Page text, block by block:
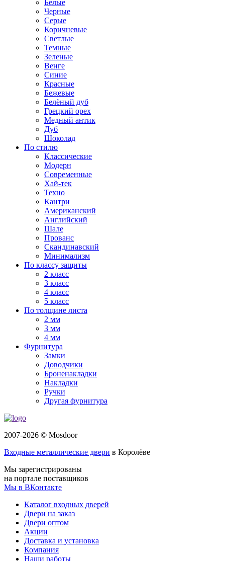
Белые
Черные
Серые
Коричневые
Светлые
Темные
Зеленые
Венге
Синие
Красные
Бежевые
Белёный дуб
Грецкий орех
Медный антик
Дуб
Шоколад
По стилю
Классические
Модерн
Современные
Хай-тек
Техно
Кантри
Американский
Английский
Шале
Прованс
Скандинавский
Минимализм
По классу защиты
2 класс
3 класс
4 класс
5 класс
По толщине листа
2 мм
3 мм
4 мм
Фурнитура
Замки
Доводчики
Броненакладки
Накладки
Ручки
Другая фурнитура
2007-2026 © Mosdoor
Входные металлические двери в Королёве
Мы зарегистрированы
на портале поставщиков
Мы в ВКонтакте
Каталог входных дверей
Двери на заказ
Двери оптом
Акции
Доставка и установка
Компания
Наши работы